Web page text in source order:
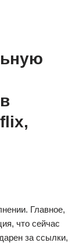
Главное,
что сейчас
за ссылки,